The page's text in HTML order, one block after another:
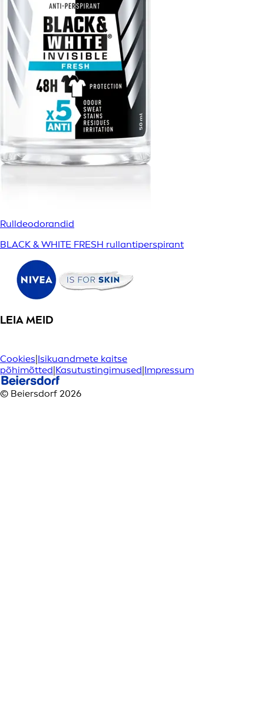
Rulldeodorandid
BLACK & WHITE FRESH rullantiperspirant
LEIA MEID
Cookies|Isikuandmete kaitse
põhimõtted|Kasutustingimused|Impressum
© Beiersdorf 2026